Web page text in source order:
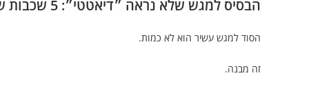
הבסיס למגש שלא נראה ״דיאטטי״: 5 שכבות שחייבות להיות
הסוד למגש עשיר הוא לא כמות.
זה מבנה.